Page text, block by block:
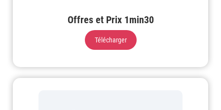
Offres et Prix 1min30
Télécharger